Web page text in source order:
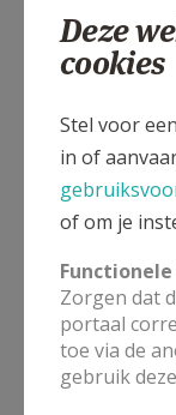
De heer
Steenweg
1650 Beersel
02
0475
Deze
cookies
Stel voor
in of
of om je
Zorgen dat
portaal
toe via de
gebruik